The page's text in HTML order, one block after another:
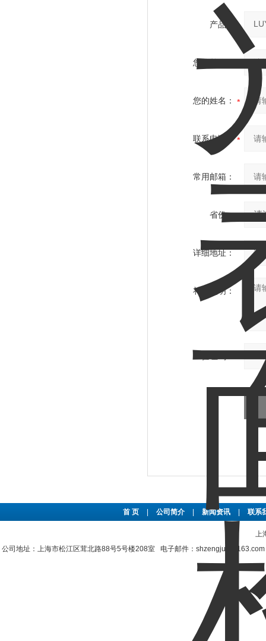
产品：
您的单位：
您的姓名：
联系电话：
常用邮箱：
省份：
详细地址：
补充说明：
首 页 公司简介 新闻资讯 联系
上
公司地址：上海市松江区茸北路88号5号楼208室 电子邮件：